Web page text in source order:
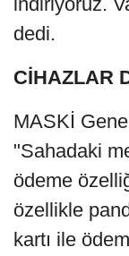
dedi.
CİHAZLAR
MASKİ
"Sahadaki
ödeme
özellikle
kartı ile